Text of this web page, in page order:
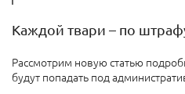
Каждой твари – по
Рассмотрим новую статью
будут попадать под